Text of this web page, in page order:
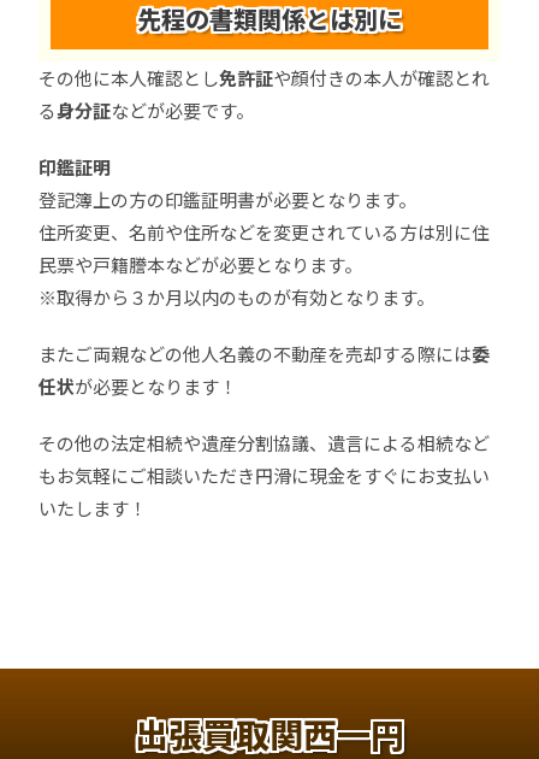
先程の書類関係とは別に
その他に本人確認とし免許証や顔付きの本人が確認とれ
る身分証などが必要です。
印鑑証明
登記簿上の方の印鑑証明書が必要となります。
住所変更、名前や住所などを変更されている方は別に住
民票や戸籍謄本などが必要となります。
※取得から３か月以内のものが有効となります。
またご両親などの他人名義の不動産を売却する際には委
任状が必要となります！
その他の法定相続や遺産分割協議、遺言による相続など
もお気軽にご相談いただき円滑に現金をすぐにお支払い
いたします！
出張買取関西一円